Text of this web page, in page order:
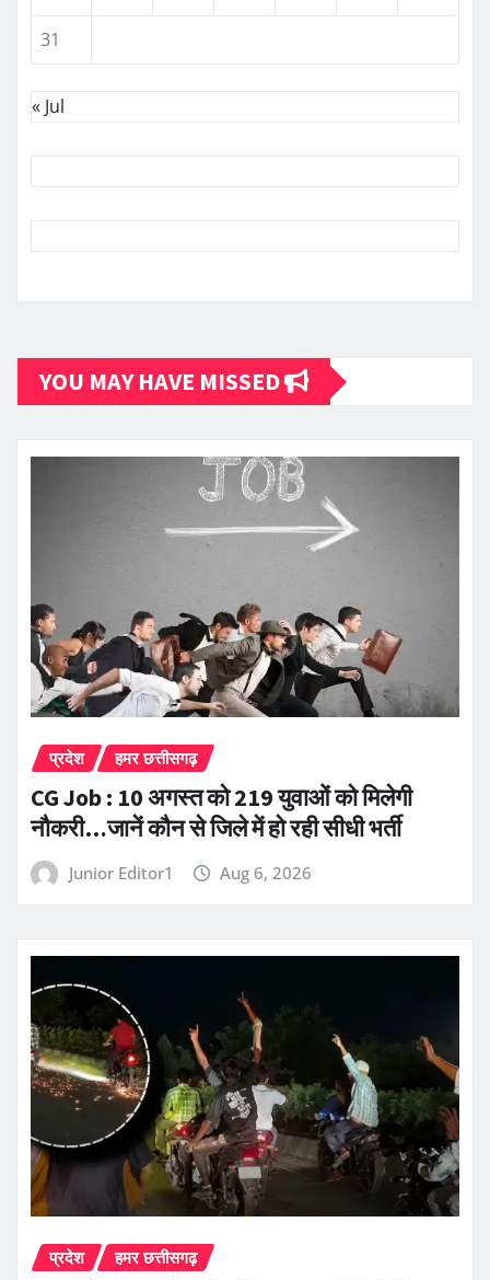
31
« Jul
YOU MAY HAVE MISSED
प्रदेश हमर छत्तीसगढ़
CG Job : 10 अगस्त को 219 युवाओं को मिलेगी
नौकरी…जानें कौन से जिले में हो रही सीधी भर्ती
Junior Editor1 Aug 6, 2026
प्रदेश हमर छत्तीसगढ़